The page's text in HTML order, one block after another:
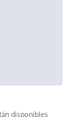
disponibles